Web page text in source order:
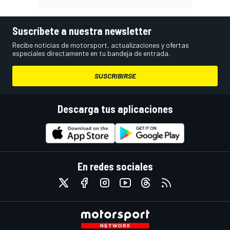
Suscríbete a nuestra newsletter
Recibe noticias de motorsport, actualizaciones y ofertas
especiales directamente en tu bandeja de entrada.
SUSCRIBIRSE
Descarga tus aplicaciones
En redes sociales